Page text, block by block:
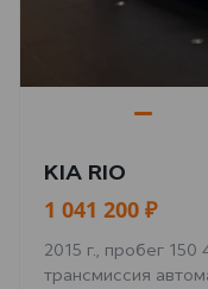
KIA RIO
1 041 200 ₽
2015 г., пробег 150
трансмиссия